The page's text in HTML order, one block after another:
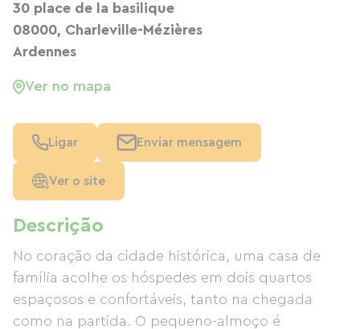
Descrição
No coração da cidade histórica, uma casa de
família acolhe os hóspedes em dois quartos
espaçosos e confortáveis, tanto na chegada
como na partida. O pequeno-almoço é
30 place de la basilique
08000, Charleville-Mézières
Ardennes
Ver no mapa
Ligar Enviar mensagem
Ver o site